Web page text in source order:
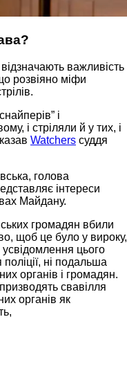
важливість
розвіяно міфи
і
і стріляли й у тих, і
Watchers суддя
голова
інтереси
Майдану.
громадян вбили
щоб це було у вироку,
цього
ні подальша
органів і громадян.
свавілля
органів як